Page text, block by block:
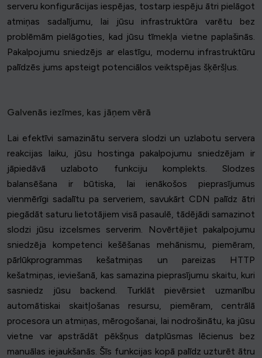
serveru konfigurācijas iespējas, tostarp iespēju ātri pielāgot
atmiņas sadalījumu, lai jūsu infrastruktūra varētu bez
problēmām pielāgoties, kad jūsu tīmekļa vietne paplašinās.
Pakalpojumu sniedzējs ar elastīgu, modernu infrastruktūru
palīdzēs jums apsteigt potenciālos veiktspējas šķēršļus.
Galvenās iezīmes, kas jāņem vērā
Lai efektīvi samazinātu servera slodzi un uzlabotu servera
reakcijas laiku, jūsu hostinga pakalpojumu sniedzējam ir
jāpiedāvā uzlaboto funkciju komplekts. Slodzes
balansēšana ir būtiska, lai ienākošos pieprasījumus
vienmērīgi sadalītu pa serveriem, savukārt CDN palīdz ātri
piegādāt saturu lietotājiem visā pasaulē, tādējādi samazinot
slodzi jūsu izcelsmes serverim. Novērtējiet pakalpojumu
sniedzēja kompetenci kešēšanas mehānismu, piemēram,
pārlūkprogrammas kešatmiņas un pareizas HTTP
kešatmiņas, ieviešanā, kas samazina pieprasījumu skaitu, kuri
sasniedz jūsu backend. Turklāt pievērsiet uzmanību
automātiskai skaitļošanas resursu, piemēram, centrālā
procesora un atmiņas, mērogošanai, lai nodrošinātu, ka jūsu
vietne var apstrādāt pēkšņus datplūsmas lēcienus bez
manuālas iejaukšanās. Šīs funkcijas kopā palīdz uzturēt ātru